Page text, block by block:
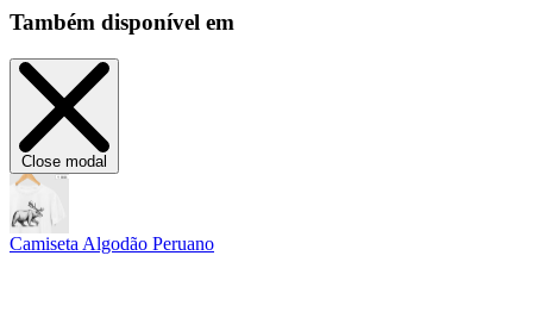
Também disponível em
Close modal
Camiseta Algodão Peruano